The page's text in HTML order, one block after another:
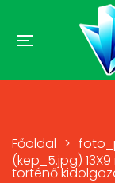
Főoldal >
(kep_5.jpg)
történő